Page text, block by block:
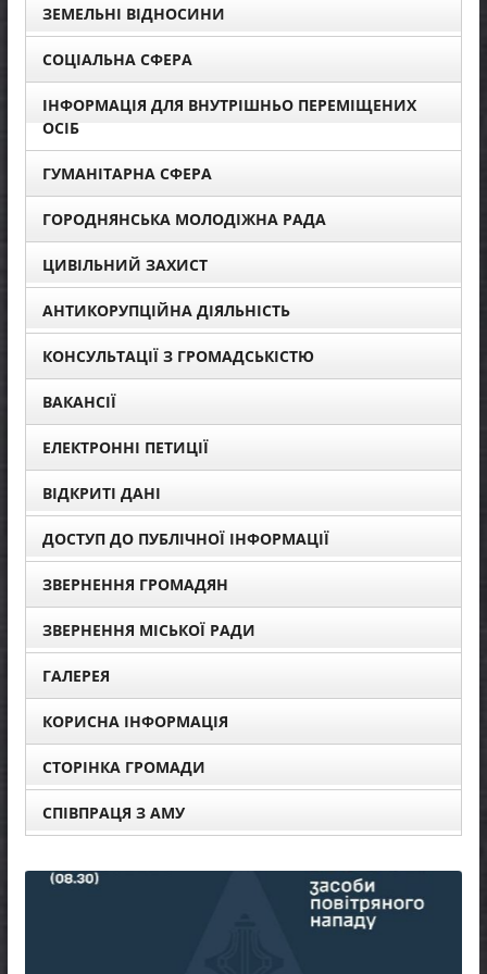
ЗЕМЕЛЬНІ ВІДНОСИНИ
СОЦІАЛЬНА СФЕРА
ІНФОРМАЦІЯ ДЛЯ ВНУТРІШНЬО ПЕРЕМІЩЕНИХ
ОСІБ
ГУМАНІТАРНА СФЕРА
ГОРОДНЯНСЬКА МОЛОДІЖНА РАДА
ЦИВІЛЬНИЙ ЗАХИСТ
АНТИКОРУПЦІЙНА ДІЯЛЬНІСТЬ
КОНСУЛЬТАЦІЇ З ГРОМАДСЬКІСТЮ
ВАКАНСІЇ
ЕЛЕКТРОННІ ПЕТИЦІЇ
ВІДКРИТІ ДАНІ
ДОСТУП ДО ПУБЛІЧНОЇ ІНФОРМАЦІЇ
ЗВЕРНЕННЯ ГРОМАДЯН
ЗВЕРНЕННЯ МІСЬКОЇ РАДИ
ГАЛЕРЕЯ
КОРИСНА ІНФОРМАЦІЯ
СТОРІНКА ГРОМАДИ
СПІВПРАЦЯ З АМУ